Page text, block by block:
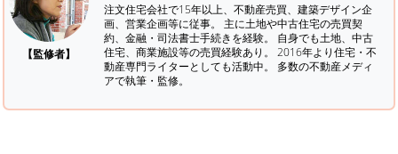
【監修者】
注文住宅会社で15年以上、不動産売買、建築デザイン企
画、営業企画等に従事。 主に土地や中古住宅の売買契
約、金融・司法書士手続きを経験。 自身でも土地、中古
住宅、商業施設等の売買経験あり。 2016年より住宅・不
動産専門ライターとしても活動中。 多数の不動産メディ
アで執筆・監修。